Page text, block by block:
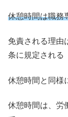
休憩時間は職務
免責される理由
条に規定される
休憩時間と同様
休憩時間は、労